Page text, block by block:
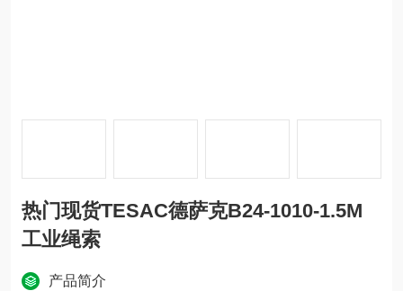
热门现货TESAC德萨克B24-1010-1.5M
工业绳索
产品简介